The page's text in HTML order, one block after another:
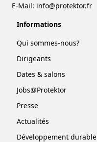
E-Mail: info@protektor.fr
Informations
Qui sommes-nous?
Dirigeants
Dates & salons
Jobs@Protektor
Presse
Actualités
Développement durable